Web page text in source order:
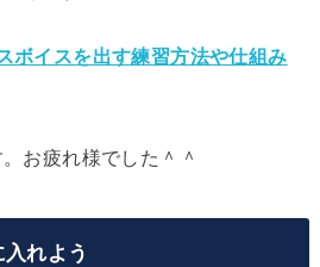
ボイスを出す練習方法や仕組み
お疲れ様でした＾＾
れよう